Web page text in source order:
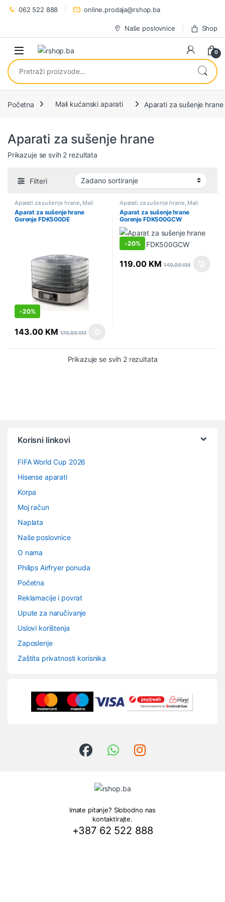
Preskoči na navigaciju
Preskoči na sadržaj
062 522 888 online.prodaja@rshop.ba
Naše poslovnice Shop
0
Pretraži:
Početna Mali kućanski aparati Aparati za sušenje hrane
Aparati za sušenje hrane
Prikazuje se svih 2 rezultata
Filteri
Aparati za sušenje hrane Mali
kućanski aparati , Sniženo
Aparat za sušenje hrane
Gorenje FDK500DE
-20%
143.00 KM 179.00KM
Aparati za sušenje hrane Mali
kućanski aparati , Sniženo
Aparat za sušenje hrane
Gorenje FDK500GCW
-20%
119.00 KM 149.00KM
Prikazuje se svih 2 rezultata
Korisni linkovi
FIFA World Cup 2026
Hisense aparati
Korpa
Moj račun
Naplata
Naše poslovnice
O nama
Philips Airfryer ponuda
Početna
Reklamacije i povrat
Upute za naručivanje
Uslovi korištenja
Zaposlenje
Zaštita privatnosti korisnika
Imate pitanje? Slobodno nas
kontaktirajte.
+387 62 522 888